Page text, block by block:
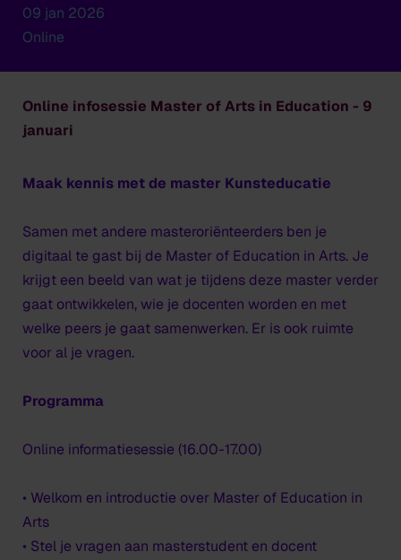
09 jan 2026
Online
Online infosessie Master of Arts in Education - 9
januari
Maak kennis met de master Kunsteducatie
Samen met andere masteroriënteerders ben je
digitaal te gast bij de Master of Education in Arts. Je
krijgt een beeld van wat je tijdens deze master verder
gaat ontwikkelen, wie je docenten worden en met
welke peers je gaat samenwerken. Er is ook ruimte
voor al je vragen.
Programma
Online informatiesessie (16.00-17.00)
• Welkom en introductie over Master of Education in
Arts
• Stel je vragen aan masterstudent en docent